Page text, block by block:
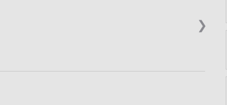
❯